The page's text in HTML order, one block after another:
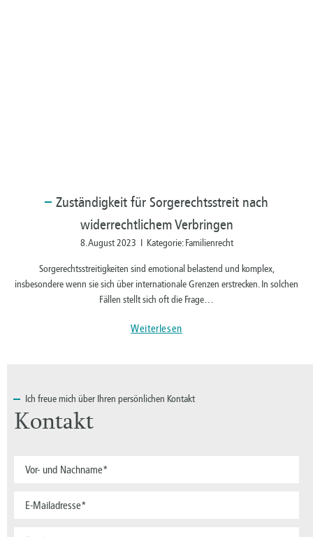
Zuständigkeit für Sorgerechtsstreit nach
widerrechtlichem Verbringen
8. August 2023 I Kategorie: Familienrecht
Sorgerechtsstreitigkeiten sind emotional belastend und komplex,
insbesondere wenn sie sich über internationale Grenzen erstrecken. In solchen
Fällen stellt sich oft die Frage…
Weiterlesen
Ich freue mich über Ihren persönlichen Kontakt
Kontakt